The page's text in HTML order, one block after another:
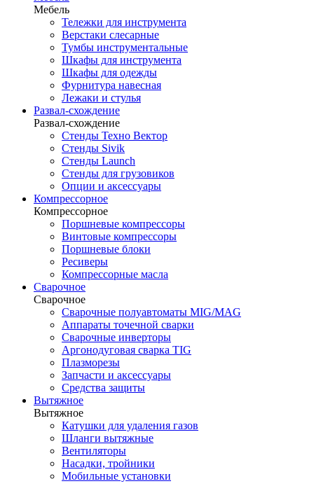
Мебель
Тележки для инструмента
Верстаки слесарные
Тумбы инструментальные
Шкафы для инструмента
Шкафы для одежды
Фурнитура навесная
Лежаки и стулья
Развал-схождение
Развал-схождение
Стенды Техно Вектор
Стенды Sivik
Стенды Launch
Стенды для грузовиков
Опции и аксессуары
Компрессорное
Компрессорное
Поршневые компрессоры
Винтовые компрессоры
Поршневые блоки
Ресиверы
Компрессорные масла
Сварочное
Сварочное
Сварочные полуавтоматы MIG/MAG
Аппараты точечной сварки
Сварочные инверторы
Аргонодуговая сварка TIG
Плазморезы
Запчасти и аксессуары
Средства защиты
Вытяжное
Вытяжное
Катушки для удаления газов
Шланги вытяжные
Вентиляторы
Насадки, тройники
Мобильные установки